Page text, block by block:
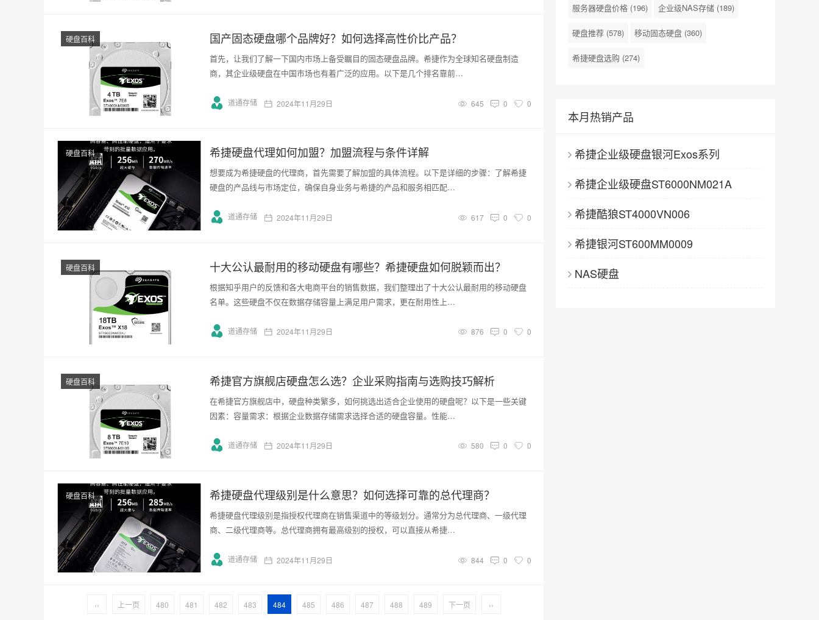
硬盘百科 国产固态硬盘哪个品牌好？如何选择高性价比产品？
首先，让我们了解一下国内市场上备受瞩目的固态硬盘品牌。希捷作为全球知名硬盘制造
商，其企业级硬盘在中国市场也有着广泛的应用。以下是几个排名靠前…
道通存储 2024年11月29日 645 0 0
硬盘百科 希捷硬盘代理如何加盟？加盟流程与条件详解
想要成为希捷硬盘的代理商，首先需要了解加盟的具体流程。以下是详细的步骤：了解希捷
硬盘的产品线与市场定位，确保自身业务与希捷的产品和服务相匹配…
道通存储 2024年11月29日 617 0 0
硬盘百科 十大公认最耐用的移动硬盘有哪些？希捷硬盘如何脱颖而出？
根据知乎用户的反馈和各大电商平台的销售数据，我们整理出了十大公认最耐用的移动硬盘
名单。这些硬盘不仅在数据存储容量上满足用户需求，更在耐用性上…
道通存储 2024年11月29日 876 0 0
硬盘百科 希捷官方旗舰店硬盘怎么选？企业采购指南与选购技巧解析
在希捷官方旗舰店中，硬盘种类繁多，如何挑选出适合企业使用的硬盘呢？以下是一些关键
因素：容量需求：根据企业数据存储需求选择合适的硬盘容量。性能…
道通存储 2024年11月29日 580 0 0
硬盘百科 希捷硬盘代理级别是什么意思？如何选择可靠的总代理商？
希捷硬盘代理级别是指授权代理商在销售渠道中的等级划分。通常分为总代理商、一级代理
商、二级代理商等。总代理商拥有最高级别的授权，可以直接从希捷…
道通存储 2024年11月29日 844 0 0
‹‹ 上一页 480 481 482 483 484 485 486 487 488 489 下一页 ››
服务器硬盘价格 (196) 企业级NAS存储 (189)
硬盘推荐 (578) 移动固态硬盘 (360)
希捷硬盘选购 (274)
本月热销产品
希捷企业级硬盘银河Exos系列
希捷企业级硬盘ST6000NM021A
希捷酷狼ST4000VN006
希捷银河ST600MM0009
NAS硬盘